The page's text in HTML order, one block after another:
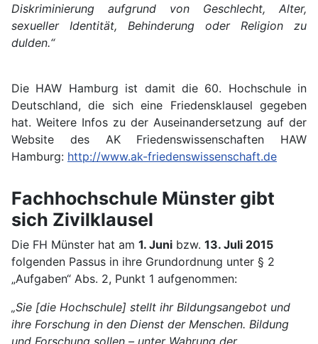
Diskriminierung aufgrund von Geschlecht, Alter,
sexueller Identität, Behinderung oder Religion zu
dulden.“
Die HAW Hamburg ist damit die 60. Hochschule in
Deutschland, die sich eine Friedensklausel gegeben
hat. Weitere Infos zu der Auseinandersetzung auf der
Website des AK Friedenswissenschaften HAW
Hamburg: http://www.ak-friedenswissenschaft.de
Fachhochschule Münster gibt
sich Zivilklausel
Die FH Münster hat am 1. Juni bzw. 13. Juli 2015
folgenden Passus in ihre Grundordnung unter § 2
„Aufgaben“ Abs. 2, Punkt 1 aufgenommen:
„Sie [die Hochschule] stellt ihr Bildungsangebot und
ihre Forschung in den Dienst der Menschen. Bildung
und Forschung sollen – unter Wahrung der